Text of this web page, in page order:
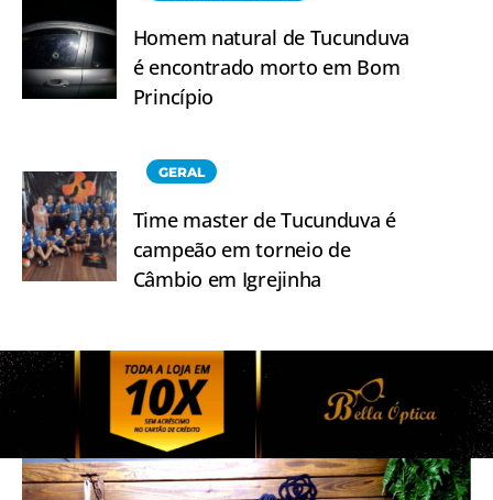
Homem natural de Tucunduva
é encontrado morto em Bom
Princípio
GERAL
Time master de Tucunduva é
campeão em torneio de
Câmbio em Igrejinha